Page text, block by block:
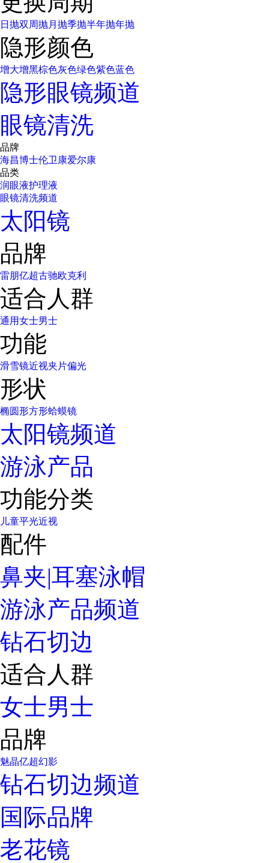
日抛双周抛月抛季抛半年抛年抛
隐形颜色
增大增黑棕色灰色绿色紫色蓝色
隐形眼镜频道
眼镜清洗
品牌
海昌博士伦卫康爱尔康
品类
润眼液护理液
眼镜清洗频道
太阳镜
品牌
雷朋亿超古驰欧克利
适合人群
通用女士男士
功能
滑雪镜近视夹片偏光
形状
椭圆形方形蛤蟆镜
太阳镜频道
游泳产品
功能分类
儿童平光近视
配件
鼻夹|耳塞泳帽
游泳产品频道
钻石切边
适合人群
女士男士
品牌
魅晶亿超幻影
钻石切边频道
国际品牌
老花镜